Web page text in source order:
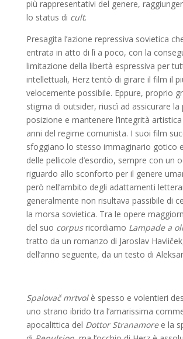
più rappresentativi del genere,
lo status di cult.
Presagita l’azione repressiva sovietica
entrata in atto di lì a poco, con la
limitazione della libertà espressiva per
intellettuali, Herz tentò di girare il film il
velocemente possibile. Eppure, proprio
stigma di outsider, riuscì ad assicurare la
posizione e mantenere l’integrità
anni del regime comunista. I suoi film
sfoggiano lo stesso immaginario gotico
delle pellicole d’esordio, sempre con un
riguardo allo sconforto per il genere
però nell’ambito degli adattamenti
generalmente non risultava passibile di
la morsa sovietica. Tra le opere
del suo corpusricordiamo Lampade a
tratto da un romanzo di Jaroslav
dell’anno seguente, da un testo di
Spalovač mrtvolè spesso e volentieri
uno strano ibrido tra l’amarissima
apocalittica del Dottor Stranamoree la